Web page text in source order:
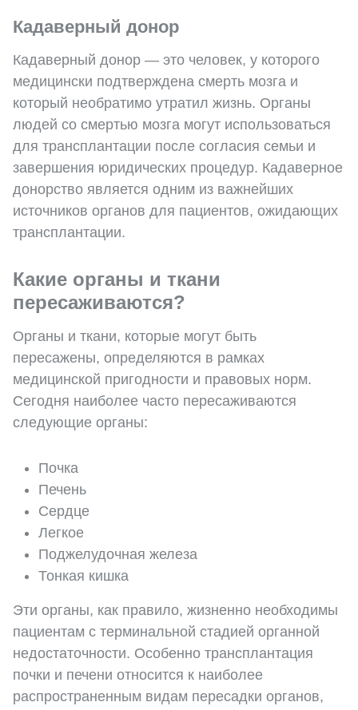
Кадаверный донор
Кадаверный донор — это человек, у которого
медицински подтверждена смерть мозга и
который необратимо утратил жизнь. Органы
людей со смертью мозга могут использоваться
для трансплантации после согласия семьи и
завершения юридических процедур. Кадаверное
донорство является одним из важнейших
источников органов для пациентов, ожидающих
трансплантации.
Какие органы и ткани
пересаживаются?
Органы и ткани, которые могут быть
пересажены, определяются в рамках
медицинской пригодности и правовых норм.
Сегодня наиболее часто пересаживаются
следующие органы:
Почка
Печень
Сердце
Легкое
Поджелудочная железа
Тонкая кишка
Эти органы, как правило, жизненно необходимы
пациентам с терминальной стадией органной
недостаточности. Особенно трансплантация
почки и печени относится к наиболее
распространенным видам пересадки органов,